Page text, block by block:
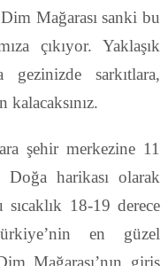
Mağarası sanki bu
çıkıyor. Yaklaşık
gezinizde sarkıtlara,
şehir merkezine 11
harikası olarak
18-19 derece
en güzel